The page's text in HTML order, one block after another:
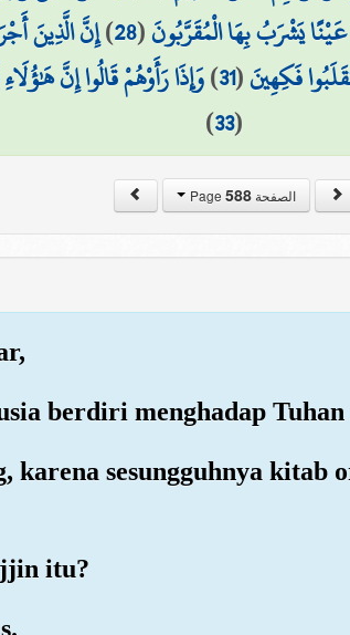
عَيْنًا يَشْرَبُ بِهَا الْمُقَرَّبُونَ(
28
)إِنَّ الَّذِينَ
فَكِهِينَ(
31
)وَإِذَا رَأَوْهُمْ قَالُوا إِنَّ
(
33
)
الصفحة Page588
berdiri menghadap Tuhan
karena sesungguhnya kitab
itu?